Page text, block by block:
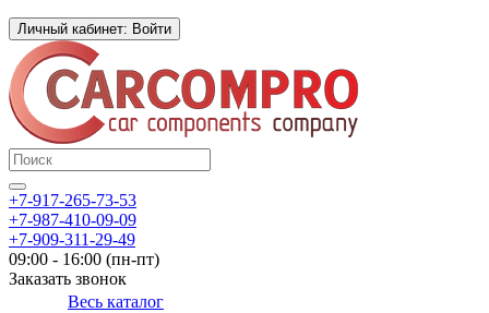
Личный кабинет: Войти
+7-917-265-73-53
+7-987-410-09-09
+7-909-311-29-49
09:00 - 16:00 (пн-пт)
Заказать звонок
Весь каталог